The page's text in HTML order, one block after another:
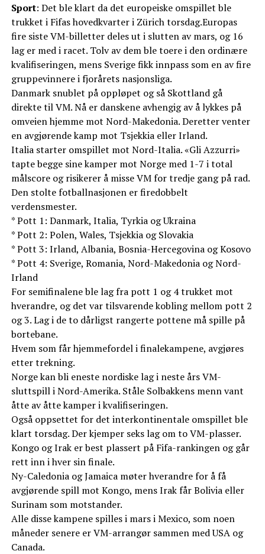
Sport: Det ble klart da det europeiske omspillet ble
trukket i Fifas hovedkvarter i Zürich torsdag.Europas
fire siste VM-billetter deles ut i slutten av mars, og 16
lag er med i racet. Tolv av dem ble toere i den ordinære
kvalifiseringen, mens Sverige fikk innpass som en av fire
gruppevinnere i fjorårets nasjonsliga.
Danmark snublet på oppløpet og så Skottland gå
direkte til VM. Nå er danskene avhengig av å lykkes på
omveien hjemme mot Nord-Makedonia. Deretter venter
en avgjørende kamp mot Tsjekkia eller Irland.
Italia starter omspillet mot Nord-Italia. «Gli Azzurri»
tapte begge sine kamper mot Norge med 1-7 i total
målscore og risikerer å misse VM for tredje gang på rad.
Den stolte fotballnasjonen er firedobbelt
verdensmester.
* Pott 1: Danmark, Italia, Tyrkia og Ukraina
* Pott 2: Polen, Wales, Tsjekkia og Slovakia
* Pott 3: Irland, Albania, Bosnia-Hercegovina og Kosovo
* Pott 4: Sverige, Romania, Nord-Makedonia og Nord-
Irland
For semifinalene ble lag fra pott 1 og 4 trukket mot
hverandre, og det var tilsvarende kobling mellom pott 2
og 3. Lag i de to dårligst rangerte pottene må spille på
bortebane.
Hvem som får hjemmefordel i finalekampene, avgjøres
etter trekning.
Norge kan bli eneste nordiske lag i neste års VM-
sluttspill i Nord-Amerika. Ståle Solbakkens menn vant
åtte av åtte kamper i kvalifiseringen.
Også oppsettet for det interkontinentale omspillet ble
klart torsdag. Der kjemper seks lag om to VM-plasser.
Kongo og Irak er best plassert på Fifa-rankingen og går
rett inn i hver sin finale.
Ny-Caledonia og Jamaica møter hverandre for å få
avgjørende spill mot Kongo, mens Irak får Bolivia eller
Surinam som motstander.
Alle disse kampene spilles i mars i Mexico, som noen
måneder senere er VM-arrangør sammen med USA og
Canada.